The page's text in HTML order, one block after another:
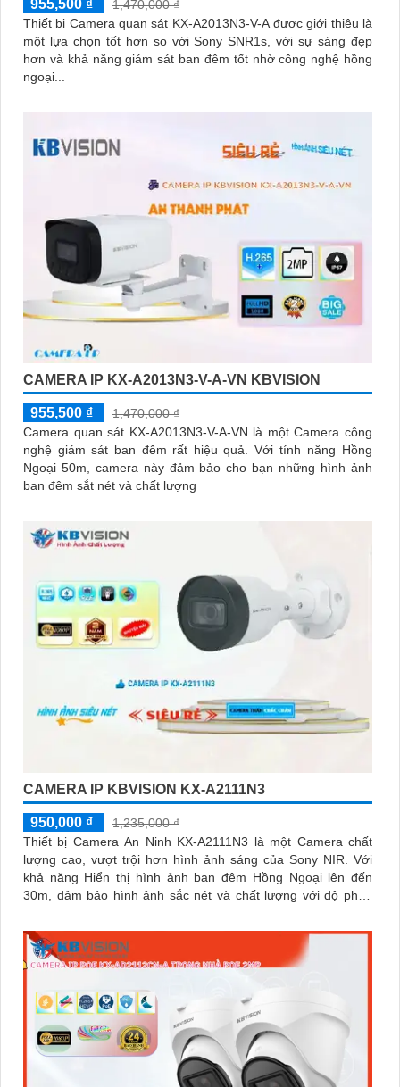
955,500 ₫
1,470,000 ₫
Thiết bị Camera quan sát KX-A2013N3-V-A được giới thiệu là
một lựa chọn tốt hơn so với Sony SNR1s, với sự sáng đẹp
hơn và khả năng giám sát ban đêm tốt nhờ công nghệ hồng
ngoại...
CAMERA IP KX-A2013N3-V-A-VN KBVISION
955,500 ₫
1,470,000 ₫
Camera quan sát KX-A2013N3-V-A-VN là một Camera công
nghệ giám sát ban đêm rất hiệu quả. Với tính năng Hồng
Ngoại 50m, camera này đảm bảo cho bạn những hình ảnh
ban đêm sắt nét và chất lượng
CAMERA IP KBVISION KX-A2111N3
950,000 ₫
1,235,000 ₫
Thiết bị Camera An Ninh KX-A2111N3 là một Camera chất
lượng cao, vượt trội hơn hình ảnh sáng của Sony NIR. Với
khả năng Hiển thị hình ảnh ban đêm Hồng Ngoại lên đến
30m, đảm bảo hình ảnh sắc nét và chất lượng với độ phân